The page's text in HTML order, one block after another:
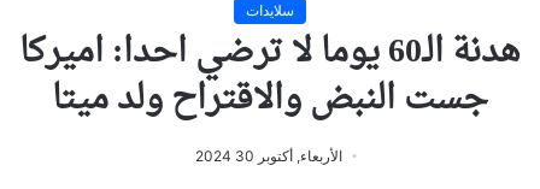
سلايدات
هدنة الـ60 يوما لا ترضي احدا: اميركا
جست النبض والاقتراح ولد ميتا
الأربعاء, أكتوبر 30 2024